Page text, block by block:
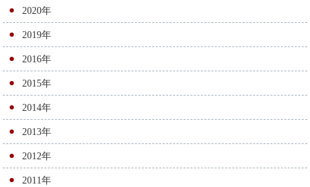
ョ
ン
2020年
2019年
2016年
2015年
2014年
2013年
2012年
2011年